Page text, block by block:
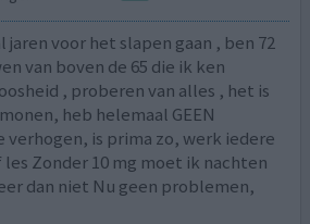
jaren voor het slapen gaan , ben 72
van boven de 65 die ik ken
, proberen van alles , het is
heb helemaal GEEN
verhogen, is prima zo, werk iedere
Zonder 10 mg moet ik nachten
dan niet Nu geen problemen,